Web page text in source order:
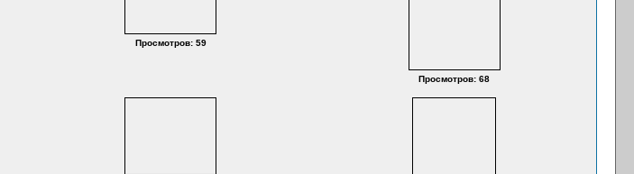
Просмотров: 59
Просмотров: 68